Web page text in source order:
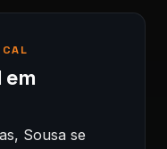
Sousa se